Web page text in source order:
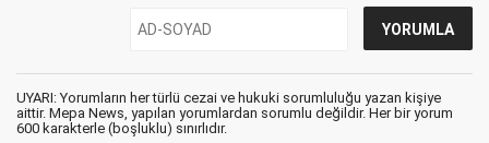
UYARI: Yorumların her türlü cezai ve hukuki sorumluluğu yazan kişiye
aittir. Mepa News, yapılan yorumlardan sorumlu değildir. Her bir yorum
600 karakterle (boşluklu) sınırlıdır.